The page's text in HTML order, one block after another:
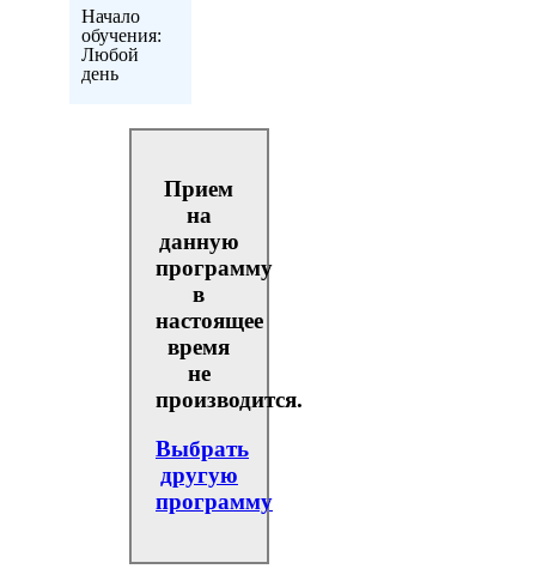
Начало
обучения:
Любой
день
Прием
на
данную
программу
в
настоящее
время
не
производится.
Выбрать
другую
программу